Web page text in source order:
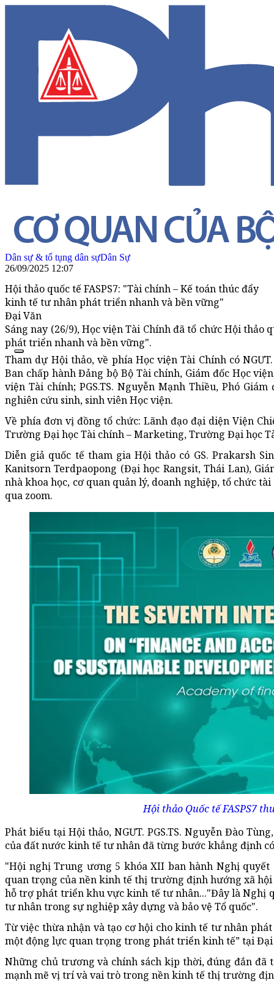
Dân sự & tố tụng dân sựDân Sự
26/09/2025 12:07
Hội thảo quốc tế FASPS7: "Tài chính – Kế toán thúc đẩy
kinh tế tư nhân phát triển nhanh và bền vững"
Đại Văn
Sáng nay (26/9), Học viện Tài Chính đã tổ chức Hội thảo
phát triển nhanh và bền vững".
Tham dự Hội thảo, về phía Học viện Tài Chính có
Ban chấp hành Đảng bộ Bộ Tài chính, Giám đốc Học
viện Tài chính; PGS.TS. Nguyễn Mạnh Thiều, Phó
nghiên cứu sinh, sinh viên Học viện.
Về phía đơn vị đồng tổ chức: Lãnh đạo đại diện Viện
Trường Đại học Tài chính – Marketing, Trường Đại học
Diễn giả quốc tế tham gia Hội thảo có GS. Prakarsh
Kanitsorn Terdpaopong (Đại học Rangsit, Thái Lan),
nhà khoa học, cơ quan quản lý, doanh nghiệp, tổ chức
qua zoom.
Hội thảo Quốc tế FASPS7
Phát biểu tại Hội thảo, NGƯT. PGS.TS. Nguyễn Đào
của đất nước kinh tế tư nhân đã từng bước khẳng định
"Hội nghị Trung ương 5 khóa XII ban hành Nghị
quan trọng của nền kinh tế thị trường định hướng xã
hỗ trợ phát triển khu vực kinh tế tư nhân..."Đây là Nghị
tư nhân trong sự nghiệp xây dựng và bảo vệ Tổ quốc".
Từ việc thừa nhận và tạo cơ hội cho kinh tế tư nhân
một động lực quan trọng trong phát triển kinh tế” tại
Những chủ trương và chính sách kịp thời, đúng đắn
mạnh mẽ vị trí và vai trò trong nền kinh tế thị trường